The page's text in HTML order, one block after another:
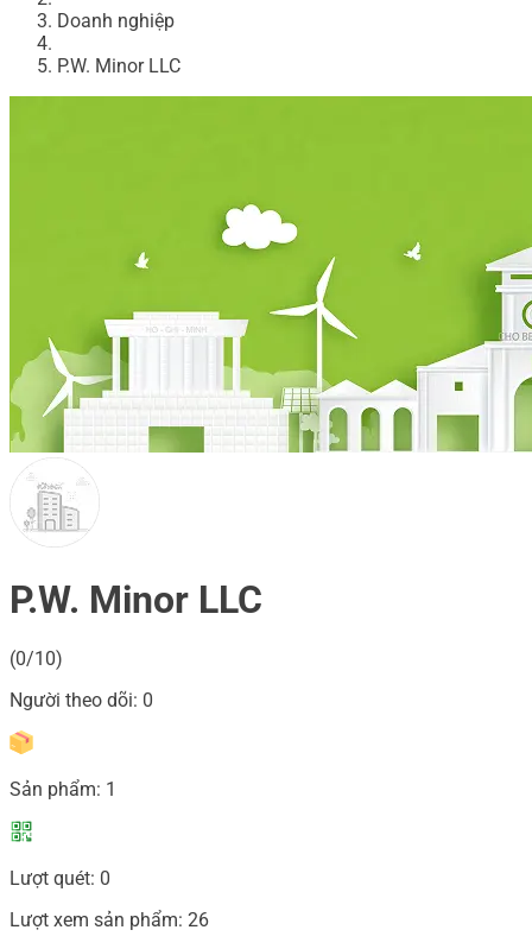
Doanh nghiệp
P.W. Minor LLC
P.W. Minor LLC
(0/10)
Người theo dõi: 0
Sản phẩm: 1
Lượt quét: 0
Lượt xem sản phẩm: 26